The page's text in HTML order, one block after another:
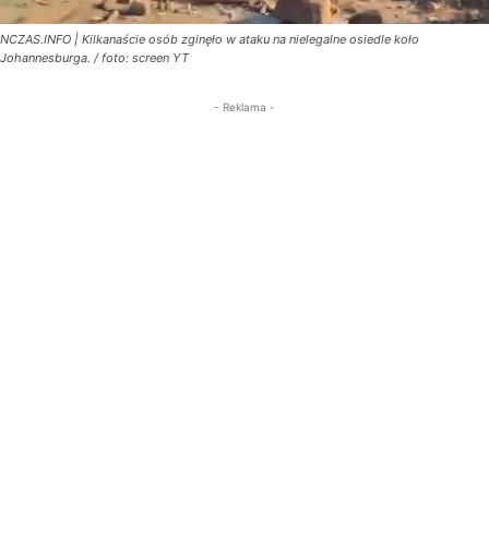
NCZAS.INFO | Kilkanaście osób zginęło w ataku na nielegalne osiedle koło
Johannesburga. / foto: screen YT
- Reklama -